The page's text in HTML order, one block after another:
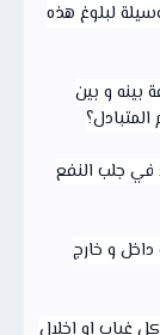
لبلوغ هذه
بينه و بين
في جلب النفع
و خارج
غياب او اخلال